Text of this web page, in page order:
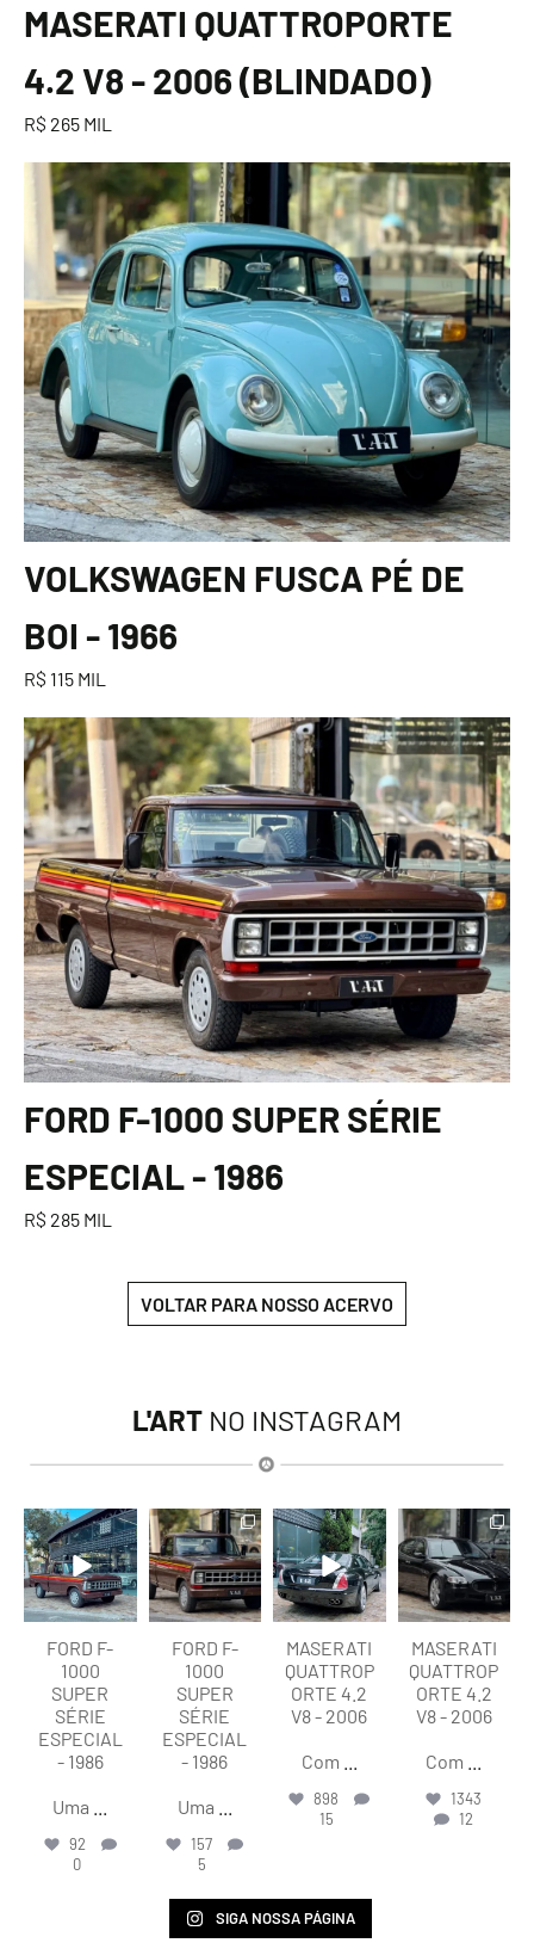
MASERATI QUATTROPORTE
4.2 V8 - 2006 (BLINDADO)
R$ 265 MIL
VOLKSWAGEN FUSCA PÉ DE
BOI - 1966
R$ 115 MIL
FORD F-1000 SUPER SÉRIE
ESPECIAL - 1986
R$ 285 MIL
VOLTAR PARA NOSSO ACERVO
L'ART NO INSTAGRAM
lart.br
Ago 7
FORD F-
1000
SUPER
SÉRIE
ESPECIAL
- 1986
Uma
92
0
lart.br
Ago 7
FORD F-
1000
SUPER
SÉRIE
ESPECIAL
- 1986
Uma
157
5
lart.br
Ago 6
MASERATI
QUATTROP
ORTE 4.2
V8 - 2006
Com
898
15
lart.br
Ago 6
MASERATI
QUATTROP
ORTE 4.2
V8 - 2006
Com
1343
12
SIGA NOSSA PÁGINA